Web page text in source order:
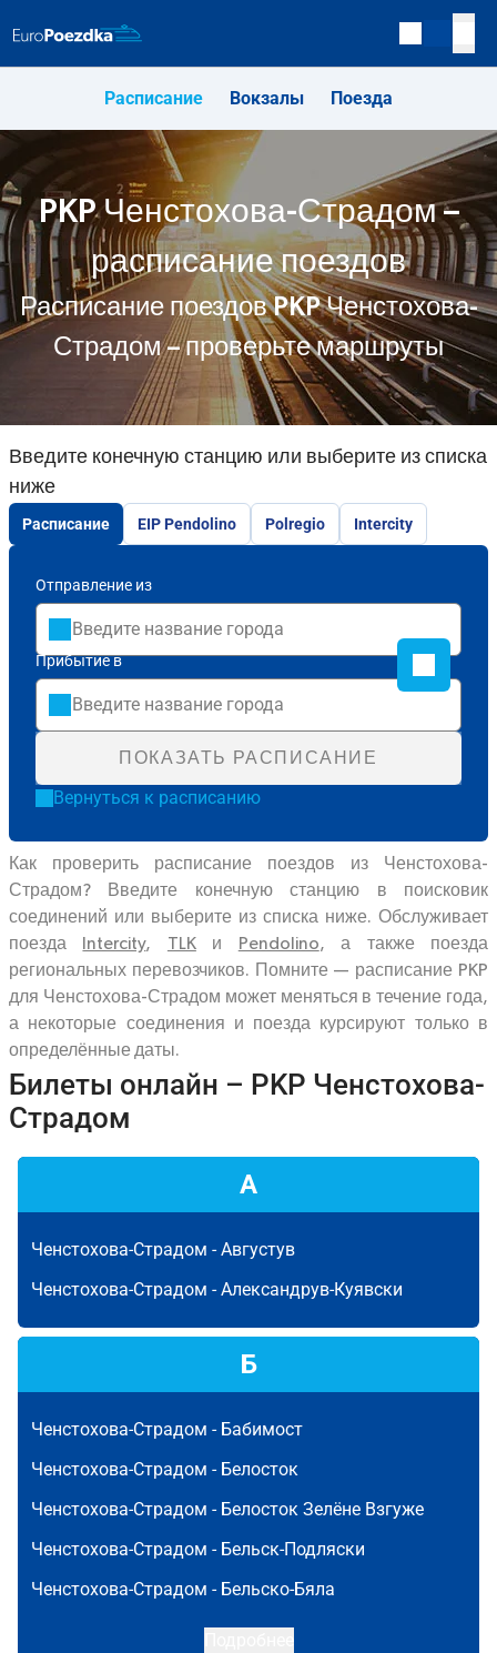
Расписание Вокзалы Поезда
PKP Ченстохова-Страдом –
расписание поездов
Расписание поездов PKP Ченстохова-
Страдом – проверьте маршруты
Введите конечную станцию или выберите из списка
ниже
Расписание EIP Pendolino Polregio Intercity
Отправление из
Прибытие в
ПОКАЗАТЬ РАСПИСАНИЕ
Вернуться к расписанию
Как проверить расписание поездов из Ченстохова-
Страдом? Введите конечную станцию в поисковик
соединений или выберите из списка ниже. Обслуживает
поезда
Intercity, TLKи Pendolino, а также поезда
региональных перевозчиков. Помните — расписание PKP
для Ченстохова-Страдом может меняться в течение года,
а некоторые соединения и поезда курсируют только в
определённые даты.
Билеты онлайн – PKP Ченстохова-
Страдом
А
Ченстохова-Страдом -Августув
Ченстохова-Страдом -Александрув-Куявски
Б
Ченстохова-Страдом - Бабимост
Ченстохова-Страдом - Белосток
Ченстохова-Страдом - Белосток Зелёне Взгуже
Ченстохова-Страдом - Бельск-Подляски
Ченстохова-Страдом - Бельско-Бяла